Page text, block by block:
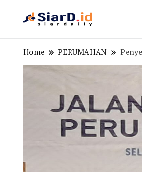
Home PERUMAHAN